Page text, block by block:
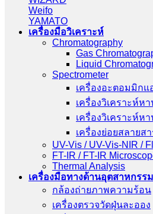
Weifo
YAMATO
เครื่องมือวิเคราะห์
Chromatography
Gas
Liquid
Spectrometer
เครื่องอะตอมมิกแ
เครื่องวิเคราะห์ห
เครื่องวิเคราะห์ห
เครื่องย่อยสลายส
UV-Vis / UV-Vis-NIR /
FT-IR / FT-IR
Thermal Analysis
เครื่องมือทางด้านอุตสาหกรรม
กล้องถ่ายภาพความร้อน
เครื่องตรวจวัดฝุ่นละออง